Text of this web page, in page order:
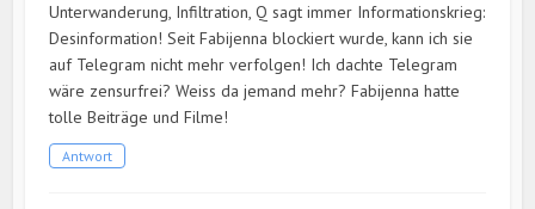
Unterwanderung, Infiltration, Q sagt immer Informationskrieg:
Desinformation! Seit Fabijenna blockiert wurde, kann ich sie
auf Telegram nicht mehr verfolgen! Ich dachte Telegram
wäre zensurfrei? Weiss da jemand mehr? Fabijenna hatte
tolle Beiträge und Filme!
Antwort